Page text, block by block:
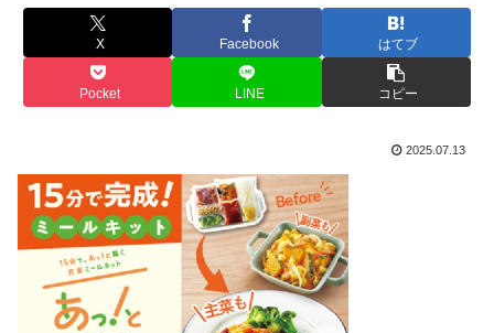
X Facebook はてブ
Pocket LINE コピー
2025.07.13